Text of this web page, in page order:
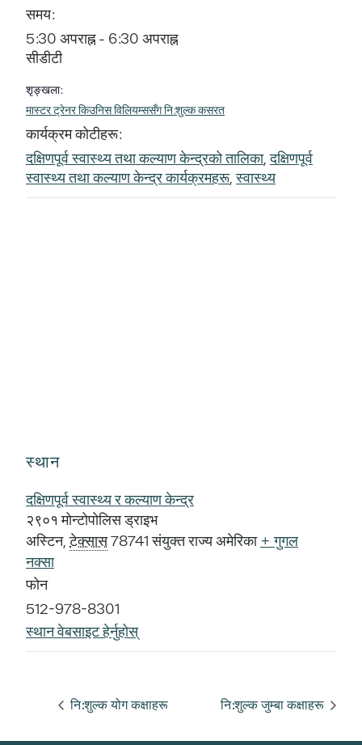
समय:
5:30 अपराह्न - 6:30 अपराह्न
सीडीटी
शृङ्खला:
मास्टर ट्रेनर किउनिस विलियम्ससँग नि:शुल्क कसरत
कार्यक्रम कोटीहरू:
दक्षिणपूर्व स्वास्थ्य तथा कल्याण केन्द्रको तालिका,दक्षिणपूर्व
स्वास्थ्य तथा कल्याण केन्द्र कार्यक्रमहरू,स्वास्थ्य
स्थान
दक्षिणपूर्व स्वास्थ्य र कल्याण केन्द्र
२९०१ मोन्टोपोलिस ड्राइभ
अस्टिन, टेक्सास78741 संयुक्त राज्य अमेरिका + गुगल
नक्सा
फोन
512-978-8301
स्थान वेबसाइट हेर्नुहोस्
नि:शुल्क योग कक्षाहरू नि:शुल्क जुम्बा कक्षाहरू